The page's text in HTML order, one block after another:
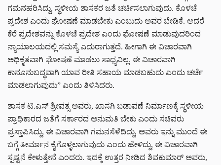
ಗಮನಹರಿಸಿದ್ದು, ಸ್ಥಳೀಯ ಶಾಸಕರ ಜತೆ ಚರ್ಚಿಸಲಾಗುವುದು. ಕೊಳಚೆ
ಪ್ರದೇಶ ಎಂದು ಘೋಷಣೆ ಮಾಡಬೇಕು ಎಂಬುದು ಅವರ ಬೇಡಿಕೆ. ಆದರೆ
ಕೆರೆ ಪ್ರದೇಶವನ್ನು ಕೊಳಚೆ ಪ್ರದೇಶ ಎಂದು ಘೋಷಣೆ ಮಾಡುವುದರಿಂದ
ನ್ಯಾಯಾಲಯದಲ್ಲಿ ಸಮಸ್ಯೆ ಎದುರಾಗುತ್ತದೆ. ಹೀಗಾಗಿ ಈ ವಿಚಾರವಾಗಿ
ಅಧಿಕೃತವಾಗಿ ಘೋಷಣೆ ಮಾಡಲು ಸಾಧ್ಯವಿಲ್ಲ. ಈ ವಿಚಾರವಾಗಿ
ಕಾನೂನುಬದ್ಧವಾಗಿ ಯಾವ ರೀತಿ ಸಹಾಯ ಮಾಡಬಹುದು ಎಂದು ಚರ್ಚೆ
ಮಾಡಲಾಗುವುದು” ಎಂದು ತಿಳಿಸಿದರು.
ಶಾಸಕ ಟಿ.ಎಸ್ ಶ್ರೀವತ್ಸ ಅವರು, ಖಾಸಗಿ ಬಡಾವಣೆ ನಿರ್ಮಾಣಕ್ಕೆ ಸ್ಥಳೀಯ
ಪ್ರಾಧಿಕಾರದ ಜತೆಗೆ ಸರ್ಕಾರದ ಅನುಮತಿ ಬೇಕು ಎಂದು ಸಚಿವರು
ಪ್ರಸ್ತಾಪಿಸಿದ್ದು, ಈ ವಿಚಾರವಾಗಿ ಗಮನಸೆಳೆದಿದ್ದು, ಅವರು ಇನ್ನು ಮುಂದೆ ಈ
ಬಗ್ಗೆ ತೀರ್ಮಾನ ಕೈಗೊಳ್ಳಲಾಗುವುದು ಎಂದು ಹೇಳಿದ್ದು, ಈ ವಿಚಾರವಾಗಿ
ಸ್ಪಷ್ಟನೆ ಕೇಳುತ್ತೇನೆ ಎಂದರು. ಇದಕ್ಕೆ ಉತ್ತರ ನೀಡಿದ ಶಿವಕುಮಾರ್ ಅವರು,